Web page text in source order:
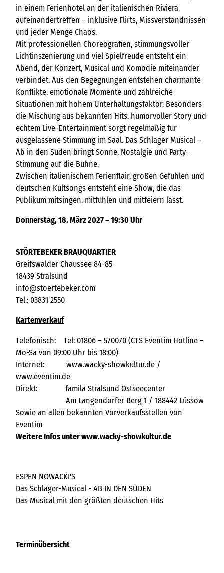
in einem Ferienhotel an der italienischen Riviera
aufeinandertreffen – inklusive Flirts, Missverständnissen
und jeder Menge Chaos.
Mit professionellen Choreografien, stimmungsvoller
Lichtinszenierung und viel Spielfreude entsteht ein
Abend, der Konzert, Musical und Komödie miteinander
verbindet. Aus den Begegnungen entstehen charmante
Konflikte, emotionale Momente und zahlreiche
Situationen mit hohem Unterhaltungsfaktor. Besonders
die Mischung aus bekannten Hits, humorvoller Story und
echtem Live-Entertainment sorgt regelmäßig für
ausgelassene Stimmung im Saal. Das Schlager Musical –
Ab in den Süden bringt Sonne, Nostalgie und Party-
Stimmung auf die Bühne.
Zwischen italienischem Ferienflair, großen Gefühlen und
deutschen Kultsongs entsteht eine Show, die das
Publikum mitsingen, mitfühlen und mitfeiern lässt.
Donnerstag, 18. März 2027 – 19:30 Uhr
STÖRTEBEKER BRAUQUARTIER
Greifswalder Chaussee 84-85
18439 Stralsund
info@stoertebeker.com
Tel.: 03831 2550
Kartenverkauf
Telefonisch: Tel: 01806 – 570070 (CTS Eventim Hotline –
Mo-Sa von 09:00 Uhr bis 18:00)
Internet: www.wacky-showkultur.de /
www.eventim.de
Direkt: famila Stralsund Ostseecenter
Am Langendorfer Berg 1 / 188442 Lüssow
Sowie an allen bekannten Vorverkaufsstellen von
Eventim
Weitere Infos unter www.wacky-showkultur.de
ESPEN NOWACKI'S
Das Schlager-Musical - AB IN DEN SÜDEN
Das Musical mit den größten deutschen Hits
Terminübersicht